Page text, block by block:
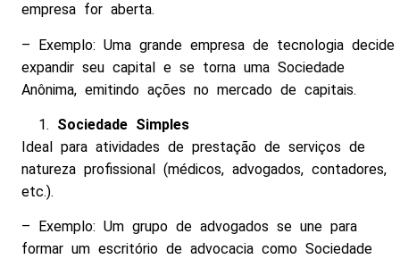
empresa for aberta.
– Exemplo: Uma grande empresa de tecnologia decide
expandir seu capital e se torna uma Sociedade
Anônima, emitindo ações no mercado de capitais.
Sociedade Simples
Ideal para atividades de prestação de serviços de
natureza profissional (médicos, advogados, contadores,
etc.).
– Exemplo: Um grupo de advogados se une para
formar um escritório de advocacia como Sociedade